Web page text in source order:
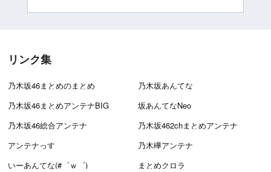
リンク集
乃木坂46まとめのまとめ
乃木坂あんてな
乃木坂46まとめアンテナBIG
坂あんてなNeo
乃木坂46総合アンテナ
乃木坂462chまとめアンテナ
アンテナっす
乃木欅アンテナ
いーあんてな(#゜ｗ゜)
まとめクロラ